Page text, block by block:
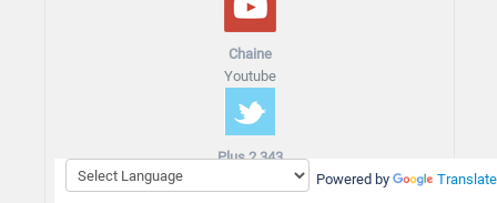
Powered by Translate
Chaine
Youtube
Plus 2 343